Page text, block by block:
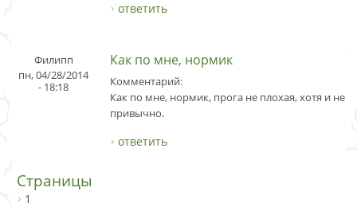
ответить
Филипп
пн, 04/28/2014
- 18:18
Как по мне, нормик
Комментарий:
Как по мне, нормик, прога не плохая, хотя и
привычно.
ответить
Страницы
1